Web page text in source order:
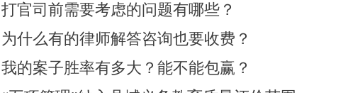
打官司前需要考虑的问题有哪些？
为什么有的律师解答咨询也要收费？
我的案子胜率有多大？能不能包赢？